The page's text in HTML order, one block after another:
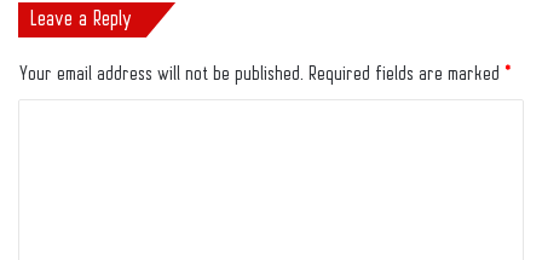
Leave a Reply
Your email address will not be published. Required fields are marked *